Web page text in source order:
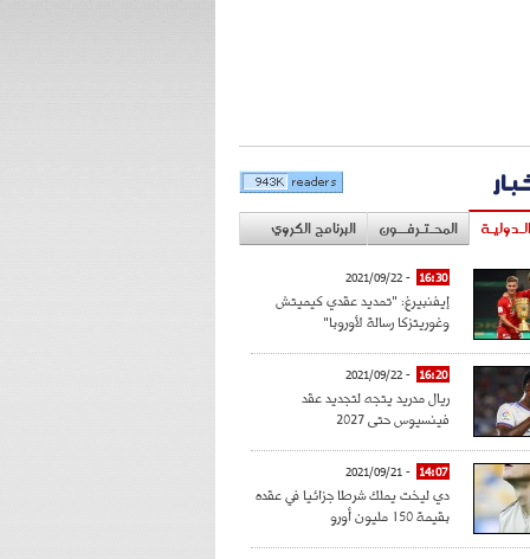
المحـتـرفــون البرنامج الكروي
16:30
- 2021/09/22
إيفنبيرغ: "تمديد عقدي كيميتش
وغوريتزكا رسالة لأوروبا"
16:20
- 2021/09/22
ريال مدريد يتجه لتجديد عقد
فينسيوس حتى 2027
14:07
- 2021/09/21
دي ليخت يملك شرطا جزائيا في عقده
بقيمة 150 مليون أورو